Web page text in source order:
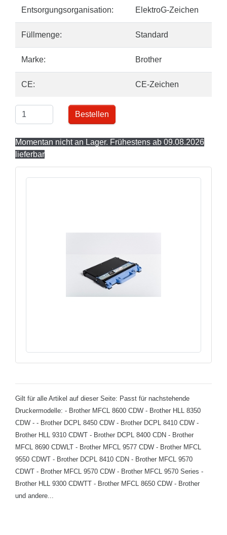
Entsorgungsorganisation: ElektroG-Zeichen
Füllmenge: Standard
Marke: Brother
CE: CE-Zeichen
Bestellen
Momentan nicht an Lager. Frühestens ab 09.08.2026
lieferbar
Gilt für alle Artikel auf dieser Seite: Passt für nachstehende
Druckermodelle: - Brother MFCL 8600 CDW - Brother HLL 8350
CDW - - Brother DCPL 8450 CDW - Brother DCPL 8410 CDW -
Brother HLL 9310 CDWT - Brother DCPL 8400 CDN - Brother
MFCL 8690 CDWLT - Brother MFCL 9577 CDW - Brother MFCL
9550 CDWT - Brother DCPL 8410 CDN - Brother MFCL 9570
CDWT - Brother MFCL 9570 CDW - Brother MFCL 9570 Series -
Brother HLL 9300 CDWTT - Brother MFCL 8650 CDW - Brother
und andere...